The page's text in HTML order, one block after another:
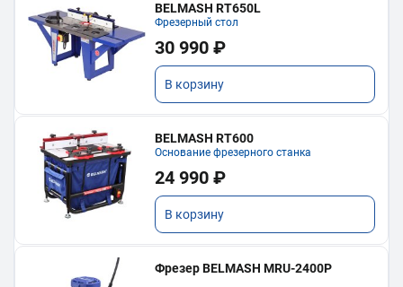
BELMASH RT650L
Фрезерный стол
30 990 ₽
В корзину
BELMASH RT600
Основание фрезерного станка
24 990 ₽
В корзину
Фрезер BELMASH MRU-2400P